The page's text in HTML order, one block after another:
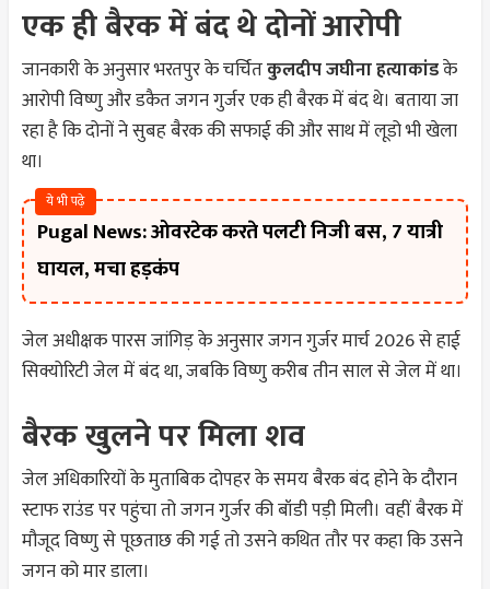
एक ही बैरक में बंद थे दोनों आरोपी
जानकारी के अनुसार भरतपुर के चर्चितकुलदीप जघीना हत्याकांडके
आरोपी विष्णु और डकैत जगन गुर्जर एक ही बैरक में बंद थे। बताया जा
रहा है कि दोनों ने सुबह बैरक की सफाई की और साथ में लूडो भी खेला
था।
ये भी पढ़े
Pugal News: ओवरटेक करते पलटी निजी बस, 7 यात्री
घायल, मचा हड़कंप
जेल अधीक्षक पारस जांगिड़ के अनुसार जगन गुर्जर मार्च 2026 से हाई
सिक्योरिटी जेल में बंद था, जबकि विष्णु करीब तीन साल से जेल में था।
बैरक खुलने पर मिला शव
जेल अधिकारियों के मुताबिक दोपहर के समय बैरक बंद होने के दौरान
स्टाफ राउंड पर पहुंचा तो जगन गुर्जर की बॉडी पड़ी मिली। वहीं बैरक में
मौजूद विष्णु से पूछताछ की गई तो उसने कथित तौर पर कहा कि उसने
जगन को मार डाला।